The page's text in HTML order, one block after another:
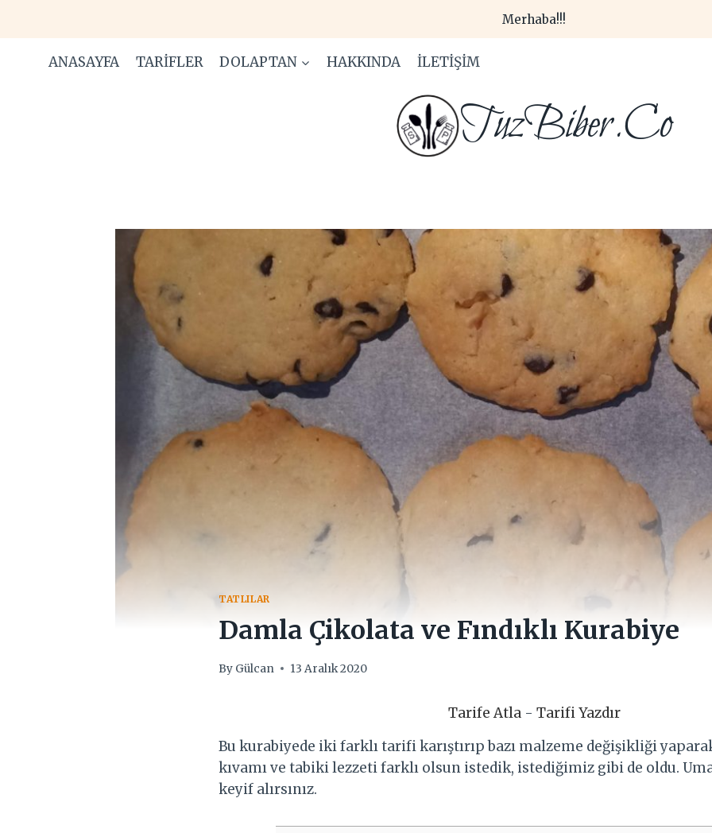
content
Merhaba!!!
ANASAYFA TARIFLER DOLAPTAN HAKKINDA İLETIŞIM
TuzBiber.Co
TATLILAR
Damla Çikolata ve Fındıklı Kurabiye
By Gülcan 13 Aralık 2020
Tarife Atla- Tarifi Yazdır
Bu kurabiyede iki farklı tarifi karıştırıp bazı malzeme değişikliği
kıvamı ve tabiki lezzeti farklı olsun istedik, istediğimiz gibi de oldu.
keyif alırsınız.